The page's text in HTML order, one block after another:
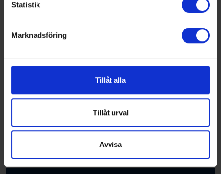
Du kan ändra eller dra tillbaka ditt samtycke när som
Vi använder enhetsidentifierare för att anpassa innehållet
för sociala medier och analysera vår trafik. Vi
vidarebefordrar även sådana identifierare och annan
annons- och analysföretag som vi samarbetar med.
Dessa kan i sin tur kombinera informationen med annan
samlat in när du har använt deras tjänster.
Statistik
Marknadsföring
Tillåt alla
Tillåt urval
Avvisa